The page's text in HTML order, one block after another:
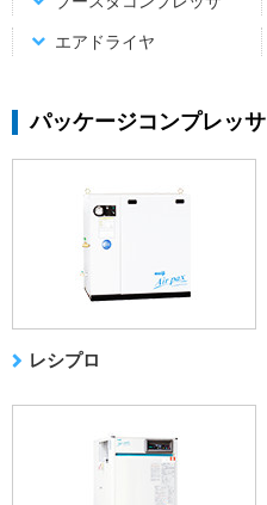
エアドライヤ
パッケージコンプレッサ
レシプロ